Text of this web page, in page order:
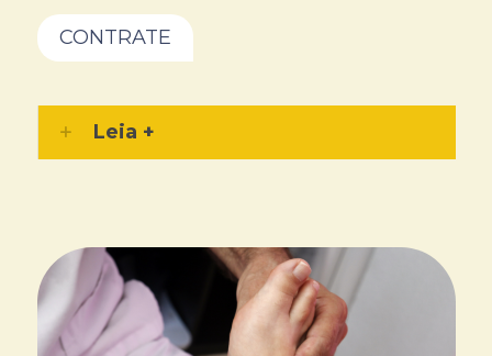
CONTRATE
Leia +